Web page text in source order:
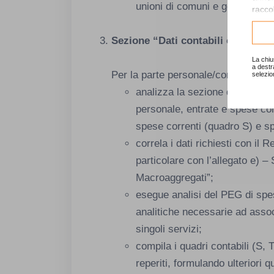
La
a
unioni di comuni e gestioni
Sezione “Dati contabili e del
Per la parte personale/contabilità,
analizza la sezione dedicata
personale, entrate e spese
spese correnti (quadro S) e
correla i dati richiesti con il
particolare con l’allegato e) –
Macroaggregati”;
esegue analisi del PEG di
analitiche necessarie ad
singoli servizi;
compila i quadri contabili (S,
reperiti, formulando ulteriori